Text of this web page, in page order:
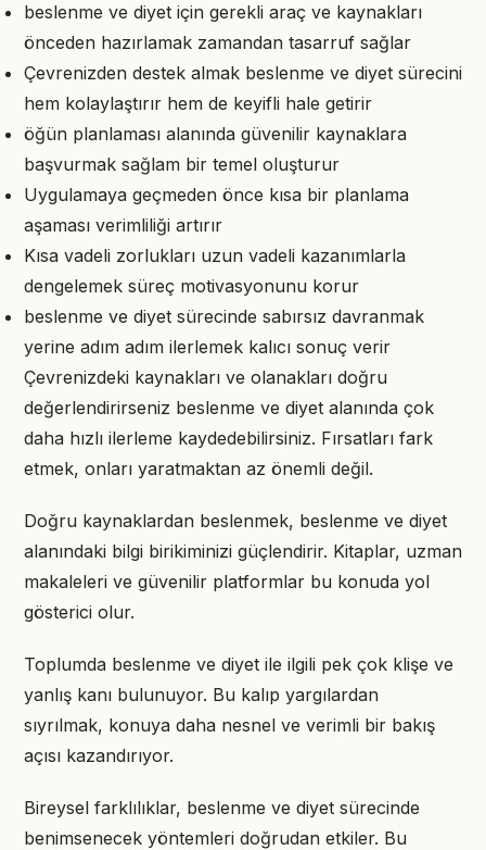
beslenme ve diyet için gerekli araç ve kaynakları
önceden hazırlamak zamandan tasarruf sağlar
Çevrenizden destek almak beslenme ve diyet sürecini
hem kolaylaştırır hem de keyifli hale getirir
öğün planlaması alanında güvenilir kaynaklara
başvurmak sağlam bir temel oluşturur
Uygulamaya geçmeden önce kısa bir planlama
aşaması verimliliği artırır
Kısa vadeli zorlukları uzun vadeli kazanımlarla
dengelemek süreç motivasyonunu korur
beslenme ve diyet sürecinde sabırsız davranmak
yerine adım adım ilerlemek kalıcı sonuç verir
Çevrenizdeki kaynakları ve olanakları doğru
değerlendirirseniz beslenme ve diyet alanında çok
daha hızlı ilerleme kaydedebilirsiniz. Fırsatları fark
etmek, onları yaratmaktan az önemli değil.
Doğru kaynaklardan beslenmek, beslenme ve diyet
alanındaki bilgi birikiminizi güçlendirir. Kitaplar, uzman
makaleleri ve güvenilir platformlar bu konuda yol
gösterici olur.
Toplumda beslenme ve diyet ile ilgili pek çok klişe ve
yanlış kanı bulunuyor. Bu kalıp yargılardan
sıyrılmak, konuya daha nesnel ve verimli bir bakış
açısı kazandırıyor.
Bireysel farklılıklar, beslenme ve diyet sürecinde
benimsenecek yöntemleri doğrudan etkiler. Bu